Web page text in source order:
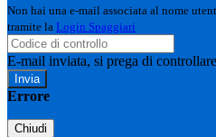
Non hai una e-mail associata al nome
tramite la Login Spaggiari
E-mail inviata, si prega di
Errore
Chiudi